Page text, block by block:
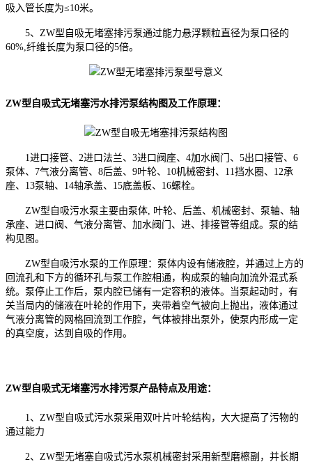
吸入管长度为≤10米。
5、ZW型自吸无堵塞排污泵通过能力悬浮颗粒直径为泵口径的
60%,纤维长度为泵口径的5倍。
ZW型自吸式无堵塞污水排污泵结构图及工作原理：
1进口接管、2进口法兰、3进口阀座、4加水阀门、5出口接管、6
泵体、7气液分离管、8后盖、9叶轮、10机械密封、11挡水圈、12承
座、13泵轴、14轴承盖、15底盖板、16螺栓。
ZW型自吸污水泵主要由泵体, 叶轮、后盖、机械密封、泵轴、轴
承座、进口阀、气液分离管、加水阀门、进、排接管等组成。泵的结
构见图。
ZW型自吸污水泵的工作原理：泵体内设有储液腔，并通过上方的
回流孔和下方的循环孔与泵工作腔相通，构成泵的轴向加流外混式系
统。泵停止工作后，泵内腔已储有一定容积的液体。当泵起动时，有
关当局内的储液在叶轮的作用下，夹带着空气被向上抛出，液体通过
气液分离管的网格回流到工作腔，气体被排出泵外，使泵内形成一定
的真空度，达到自吸的作用。
ZW型自吸式无堵塞污水排污泵产品特点及用途：
1、ZW型自吸式污水泵采用双叶片叶轮结构，大大提高了污物的
通过能力
2、ZW型无堵塞自吸式污水泵机械密封采用新型磨檫副，并长期